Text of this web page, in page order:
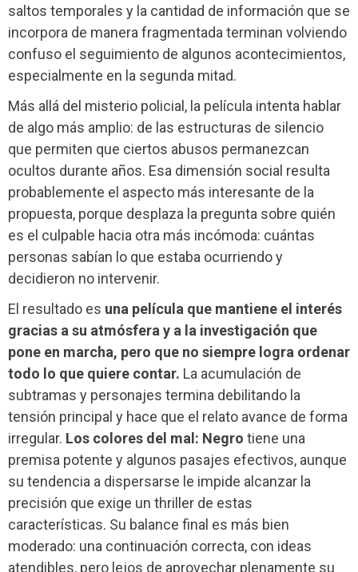
saltos temporales y la cantidad de información que se
incorpora de manera fragmentada terminan volviendo
confuso el seguimiento de algunos acontecimientos,
especialmente en la segunda mitad.
Más allá del misterio policial, la película intenta hablar
de algo más amplio: de las estructuras de silencio
que permiten que ciertos abusos permanezcan
ocultos durante años. Esa dimensión social resulta
probablemente el aspecto más interesante de la
propuesta, porque desplaza la pregunta sobre quién
es el culpable hacia otra más incómoda: cuántas
personas sabían lo que estaba ocurriendo y
decidieron no intervenir.
El resultado es una película que mantiene el interés
gracias a su atmósfera y a la investigación que
pone en marcha, pero que no siempre logra ordenar
todo lo que quiere contar. La acumulación de
subtramas y personajes termina debilitando la
tensión principal y hace que el relato avance de forma
irregular. Los colores del mal: Negro tiene una
premisa potente y algunos pasajes efectivos, aunque
su tendencia a dispersarse le impide alcanzar la
precisión que exige un thriller de estas
características. Su balance final es más bien
moderado: una continuación correcta, con ideas
atendibles, pero lejos de aprovechar plenamente su